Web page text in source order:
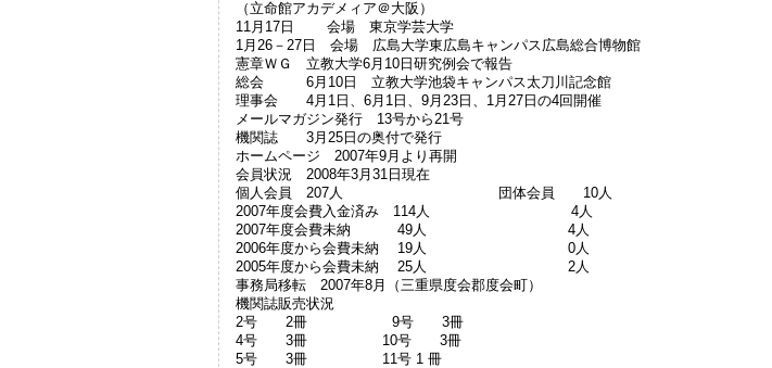
（立命館アカデメィア＠大阪）
11月17日 会場 東京学芸大学
1月26－27日 会場 広島大学東広島キャンパス広島総合博物館
憲章ＷＧ 立教大学6月10日研究例会で報告
総会 6月10日 立教大学池袋キャンパス太刀川記念館
理事会 4月1日、6月1日、9月23日、1月27日の4回開催
メールマガジン発行 13号から21号
機関誌 3月25日の奥付で発行
ホームページ 2007年9月より再開
会員状況 2008年3月31日現在
個人会員 207人 団体会員 10人
2007年度会費入金済み 114人 4人
2007年度会費未納 49人 4人
2006年度から会費未納 19人 0人
2005年度から会費未納 25人 2人
事務局移転 2007年8月（三重県度会郡度会町）
機関誌販売状況
2号 2冊 9号 3冊
4号 3冊 10号 3冊
5号 3冊 11号 1 冊